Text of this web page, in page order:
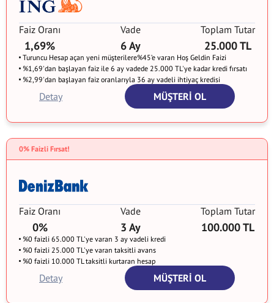
Faiz Oranı
1,69%
Vade
6 Ay
Toplam Tutar
25.000 TL
Turuncu Hesap açan yeni müşterilere%45’e varan Hoş Geldin Faizi
%1,69'dan başlayan faiz ile 6 ay vadede 25.000 TL'ye kadar kredi fırsatı
%2,99'dan başlayan faiz oranlarıyla 36 ay vadeli ihtiyaç kredisi
MÜŞTERİ OL
Detay
0% Faizli Fırsat!
Faiz Oranı
0%
Vade
3 Ay
Toplam Tutar
100.000 TL
%0 faizli 65.000 TL'ye varan 3 ay vadeli kredi
%0 faizli 25.000 TL'ye varan taksitli avans
%0 faizli 10.000 TL taksitli kurtaran hesap
MÜŞTERİ OL
Detay